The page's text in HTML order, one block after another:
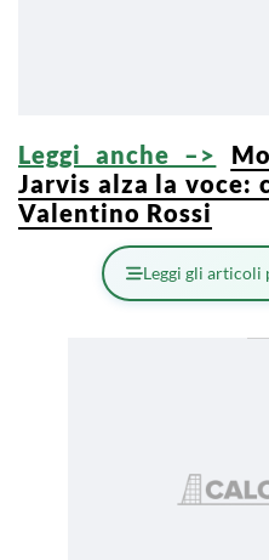
Leggi anche –>
Jarvis alza la voce:
Valentino Rossi
Leggi gli articoli